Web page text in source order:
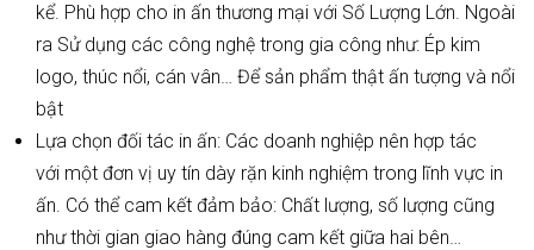
kể. Phù hợp cho in ấn thương mại với Số Lượng Lớn. Ngoài
ra Sử dụng các công nghệ trong gia công như: Ép kim
logo, thúc nổi, cán vân… Để sản phẩm thật ấn tượng và nổi
bật
Lựa chọn đối tác in ấn: Các doanh nghiệp nên hợp tác
với một đơn vị uy tín dày rặn kinh nghiệm trong lĩnh vực in
ấn. Có thể cam kết đảm bảo: Chất lượng, số lượng cũng
như thời gian giao hàng đúng cam kết giữa hai bên…